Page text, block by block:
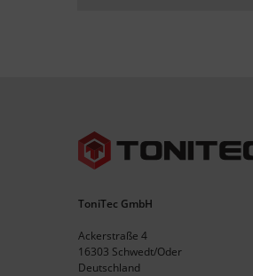
ToniTec GmbH
Ackerstraße 4
16303 Schwedt/Oder
Deutschland